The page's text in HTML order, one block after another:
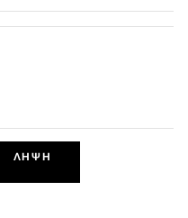
ΛΉΨΗ